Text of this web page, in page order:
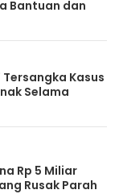
Bantuan dan
Kasus
Selama
Rp 5 Miliar
Rusak Parah